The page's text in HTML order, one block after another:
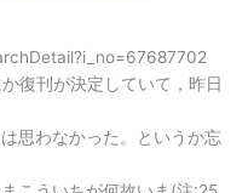
復刊が決定していて，昨日
思わなかった。というか忘